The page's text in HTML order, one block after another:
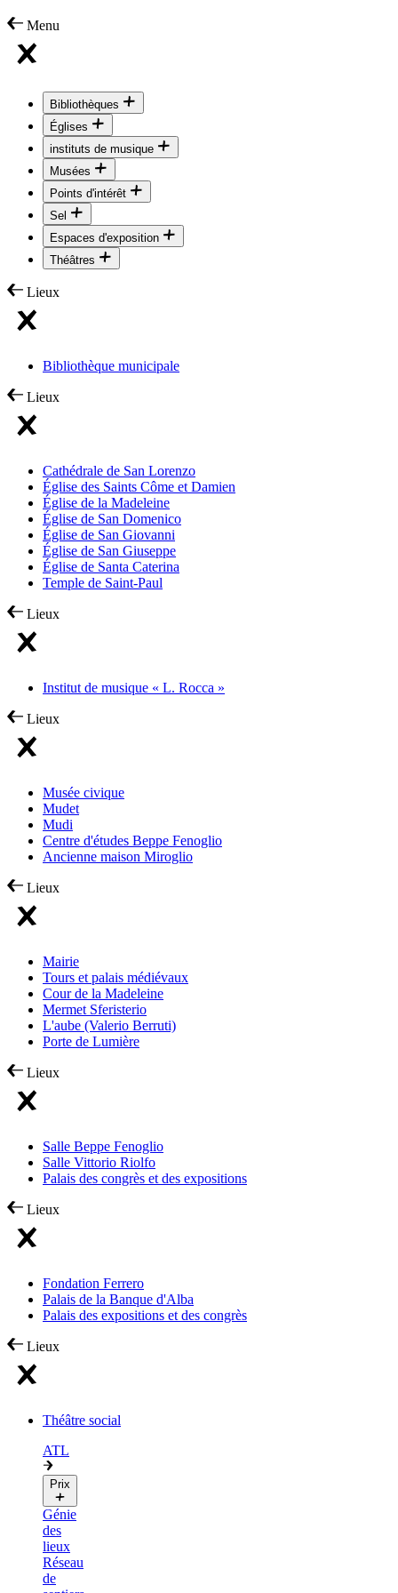
Menu
Bibliothèques
Églises
instituts de musique
Musées
Points d'intérêt
Sel
Espaces d'exposition
Théâtres
Lieux
Bibliothèque municipale
Lieux
Cathédrale de San Lorenzo
Église des Saints Côme et Damien
Église de la Madeleine
Église de San Domenico
Église de San Giovanni
Église de San Giuseppe
Église de Santa Caterina
Temple de Saint-Paul
Lieux
Institut de musique « L. Rocca »
Lieux
Musée civique
Mudet
Mudi
Centre d'études Beppe Fenoglio
Ancienne maison Miroglio
Lieux
Mairie
Tours et palais médiévaux
Cour de la Madeleine
Mermet Sferisterio
L'aube (Valerio Berruti)
Porte de Lumière
Lieux
Salle Beppe Fenoglio
Salle Vittorio Riolfo
Palais des congrès et des expositions
Lieux
Fondation Ferrero
Palais de la Banque d'Alba
Palais des expositions et des congrès
Lieux
Théâtre social
ATL
Prix
Génie
des
lieux
Réseau
de